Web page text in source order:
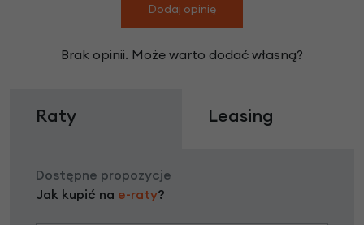
Dodaj opinię
Brak opinii. Może warto dodać własną?
Raty Leasing
Dostępne propozycje
Jak kupić na e-raty?